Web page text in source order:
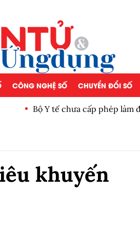
CÔNG NGHỆ SỐ CHUYỂN ĐỔI SỐ
Bộ Y tế chưa cấp phép làm
khuyến